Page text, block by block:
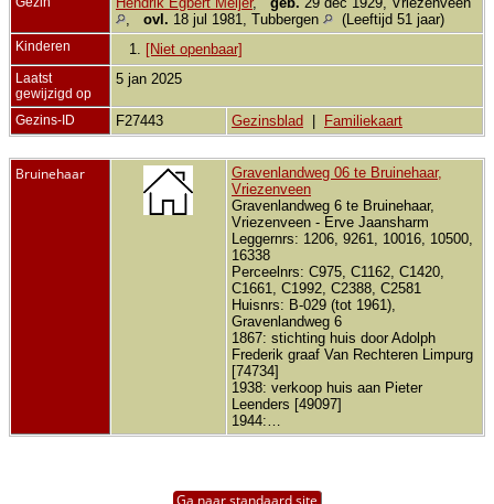
ovl. 18 jul 1981, Tubbergen (Leeftijd 51 jaar)
Kinderen 1. [Niet openbaar]
Laatst
gewijzigd op
5 jan 2025
Gezins-ID F27443 Gezinsblad Familiekaart
Bruinehaar
Gravenlandweg 06 te Bruinehaar,
Vriezenveen
Gravenlandweg 6 te Bruinehaar,
Vriezenveen - Erve Jaansharm
Leggernrs: 1206, 9261, 10016, 10500,
16338
Perceelnrs: C975, C1162, C1420,
C1661, C1992, C2388, C2581
Huisnrs: B-029 (tot 1961),
Gravenlandweg 6
1867: stichting huis door Adolph
Frederik graaf Van Rechteren Limpurg
[74734]
1938: verkoop huis aan Pieter
Leenders [49097]
1944:…
Ga naar standaard site